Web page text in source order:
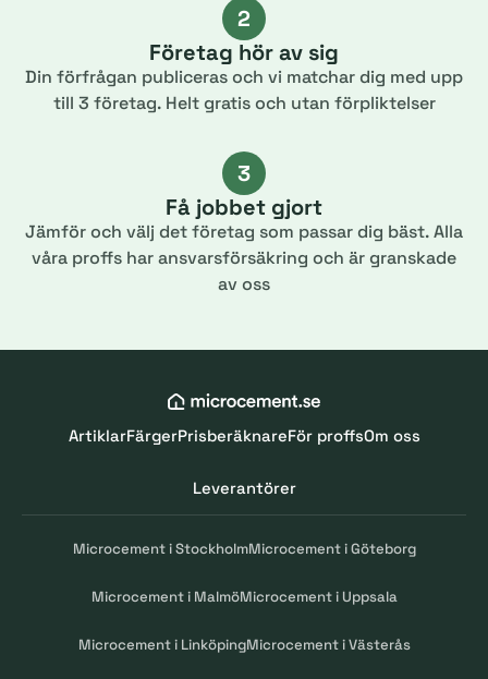
2
Företag hör av sig
Din förfrågan publiceras och vi matchar dig med upp
till 3 företag. Helt gratis och utan förpliktelser
3
Få jobbet gjort
Jämför och välj det företag som passar dig bäst. Alla
våra proffs har ansvarsförsäkring och är granskade
av oss
ArtiklarFärgerPrisberäknareFör proffsOm oss
Leverantörer
Microcement i StockholmMicrocement i Göteborg
Microcement i MalmöMicrocement i Uppsala
Microcement i LinköpingMicrocement i Västerås